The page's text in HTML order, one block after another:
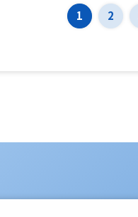
1 2